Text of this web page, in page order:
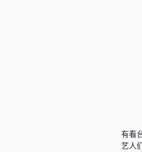
有看
艺人